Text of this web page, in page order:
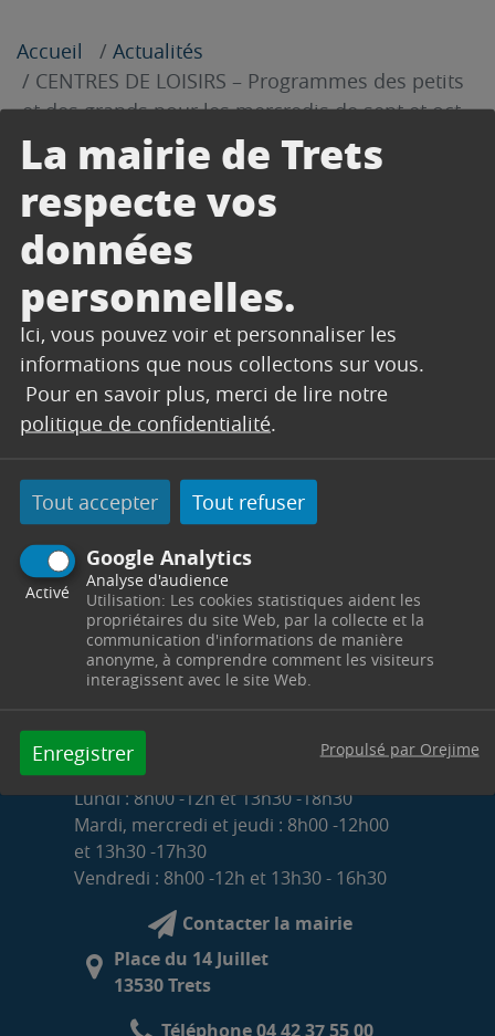
La mairie de Trets
respecte vos
données
personnelles.
Ici, vous pouvez voir et personnaliser les
informations que nous collectons sur vous.
Pour en savoir plus, merci de lire notre
politique de confidentialité.
Tout accepter Tout refuser
Google Analytics
Activé
Analyse d'audience
Utilisation: Les cookies statistiques aident les
propriétaires du site Web, par la collecte et la
communication d'informations de manière
anonyme, à comprendre comment les visiteurs
interagissent avec le site Web.
Enregistrer Propulsé par Orejime
Accueil
Actualités
CENTRES DE LOISIRS – Programmes des petits
et des grands pour les mercredis de sept et oct
2024
17 septembre 2024
Découvrez les programmes des 3-6 ans et des 6-
12 ans !
Télécharger
Télécharger
HORAIRES D'OUVERTURE DE LA MAIRIE
Lundi : 8h00 -12h et 13h30 -18h30
Mardi, mercredi et jeudi : 8h00 -12h00
et 13h30 -17h30
Vendredi : 8h00 -12h et 13h30 - 16h30
Contacter la mairie
Place du 14 Juillet
13530 Trets
Téléphone 04 42 37 55 00